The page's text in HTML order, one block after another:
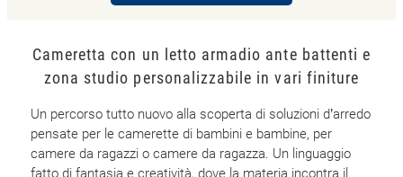
Cameretta con un letto armadio ante battenti e
zona studio personalizzabile in vari finiture
Un percorso tutto nuovo alla scoperta di soluzioni d’arredo
pensate per le camerette di bambini e bambine, per
camere da ragazzi o camere da ragazza. Un linguaggio
fatto di fantasia e creatività, dove la materia incontra il